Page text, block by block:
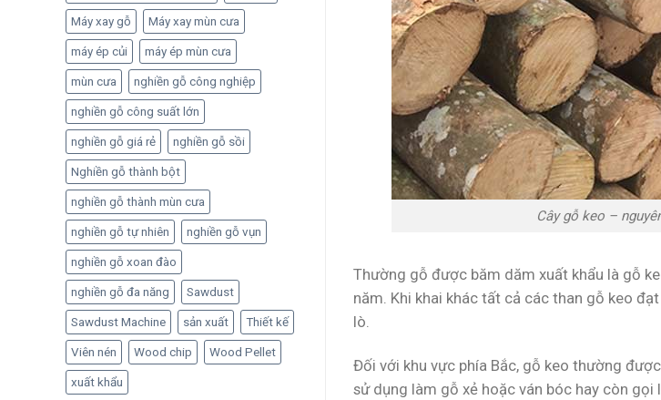
Máy xay gỗ Máy xay mùn cưa
máy ép củi máy ép mùn cưa
mùn cưa nghiền gỗ công nghiệp
nghiền gỗ công suất lớn
nghiền gỗ giá rẻ nghiền gỗ sồi
Nghiền gỗ thành bột
nghiền gỗ thành mùn cưa
nghiền gỗ tự nhiên nghiền gỗ vụn
nghiền gỗ xoan đào
nghiền gỗ đa năng Sawdust
Sawdust Machine sản xuất Thiết kế
Viên nén Wood chip Wood Pellet
xuất khẩu
Cây gỗ keo –
Thường gỗ được băm dăm xuất khẩu là gỗ
năm. Khi khai khác tất cả các than gỗ keo
lò.
Đối với khu vực phía Bắc, gỗ keo thường
sử dụng làm gỗ xẻ hoặc ván bóc hay còn